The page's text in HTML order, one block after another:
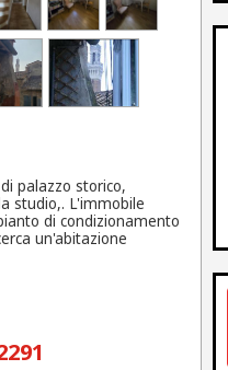
palazzo storico,
studio,. L'immobile
di condizionamento
un'abitazione